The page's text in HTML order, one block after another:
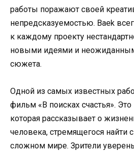
работы поражают своей
непредсказуемостью. Baek
к каждому проекту
новыми идеями и
сюжета.
Одной из самых известных
фильм «В поисках счастья».
которая рассказывает о
человека, стремящегося найти
сложном мире. Зрители